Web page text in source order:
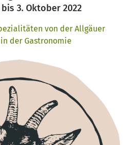
3. Oktober 2022
von der Allgäuer
in der Gastronomie